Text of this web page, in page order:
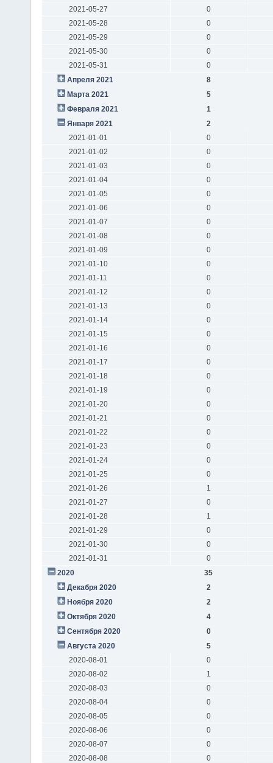
2021-05-27
0
2021-05-28
0
2021-05-29
0
2021-05-30
0
2021-05-31
0
Апреля 2021
8
Марта 2021
5
Февраля 2021
1
Января 2021
2
2021-01-01
0
2021-01-02
0
2021-01-03
0
2021-01-04
0
2021-01-05
0
2021-01-06
0
2021-01-07
0
2021-01-08
0
2021-01-09
0
2021-01-10
0
2021-01-11
0
2021-01-12
0
2021-01-13
0
2021-01-14
0
2021-01-15
0
2021-01-16
0
2021-01-17
0
2021-01-18
0
2021-01-19
0
2021-01-20
0
2021-01-21
0
2021-01-22
0
2021-01-23
0
2021-01-24
0
2021-01-25
0
2021-01-26
1
2021-01-27
0
2021-01-28
1
2021-01-29
0
2021-01-30
0
2021-01-31
0
2020
35
Декабря 2020
2
Ноября 2020
2
Октября 2020
4
Сентября 2020
0
Августа 2020
5
2020-08-01
0
2020-08-02
1
2020-08-03
0
2020-08-04
0
2020-08-05
0
2020-08-06
0
2020-08-07
0
2020-08-08
0